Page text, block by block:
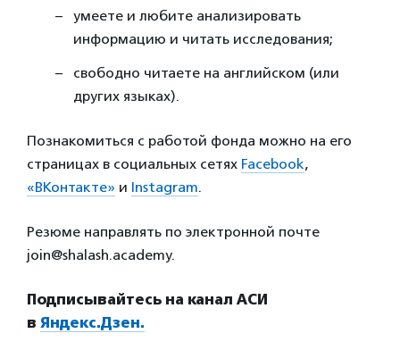
умеете и любите анализировать
информацию и читать исследования;
свободно читаете на английском (или
других языках).
Познакомиться с работой фонда можно на его
страницах в социальных сетях Facebook,
«ВКонтакте» и Instagram.
Резюме направлять по электронной почте
join@shalash.academy.
Подписывайтесь на канал АСИ
в Яндекс.Дзен.